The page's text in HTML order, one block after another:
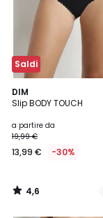
Saldi
DIM
Slip BODY TOUCH
a partire da
19,99 €
13,99 € -30%
4,6
/ 5
4
Colori
4,6
/